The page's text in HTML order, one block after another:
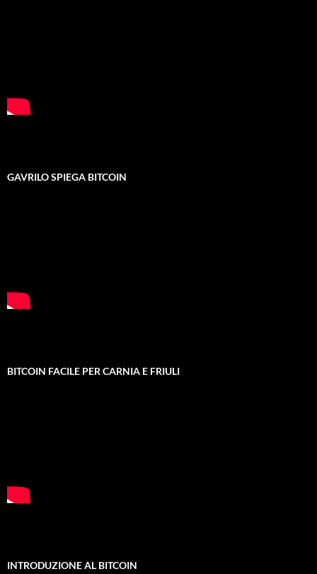
GAVRILO SPIEGA BITCOIN
BITCOIN FACILE PER CARNIA E FRIULI
INTRODUZIONE AL BITCOIN